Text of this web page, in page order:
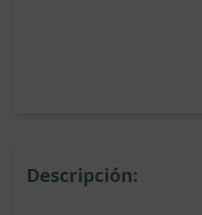
Descripción: